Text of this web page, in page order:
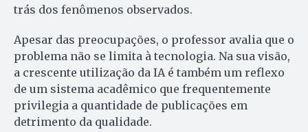
trás dos fenômenos observados.
Apesar das preocupações, o professor avalia que o
problema não se limita à tecnologia. Na sua visão,
a crescente utilização da IA é também um reflexo
de um sistema acadêmico que frequentemente
privilegia a quantidade de publicações em
detrimento da qualidade.